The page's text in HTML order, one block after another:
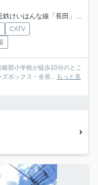
けいはんな線「長田」駅 徒歩3分
CATV
部小学校が徒歩10分のとこ
ボックス・全居... もっと見